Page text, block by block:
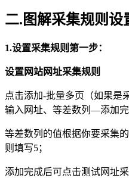
二.图解采集规则设
1.设置采集规则第一步：
设置网站网址采集规则
点击添加-批量多页（如果
输入网址、等差数列—添加
等差数列的值根据你要采集
则填写5；
添加完成后可点击测试网址